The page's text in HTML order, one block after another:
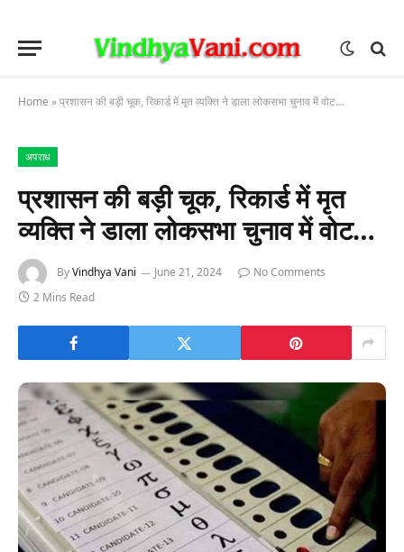
Home »प्रशासन की बड़ी चूक, रिकार्ड में मृत व्यक्ति ने डाला लोकसभा चुनाव में वोट…
अपराध
प्रशासन की बड़ी चूक, रिकार्ड में मृत
व्यक्ति ने डाला लोकसभा चुनाव में वोट…
ByVindhya Vani June 21, 2024
No Comments
2 Mins Read